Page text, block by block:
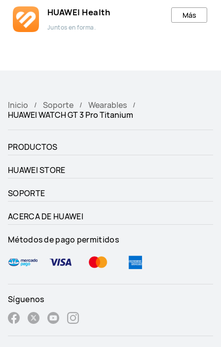
HUAWEI Health
Juntos en forma.
Más
Inicio Soporte
Wearables
HUAWEI WATCH GT 3 Pro Titanium
PRODUCTOS
HUAWEI STORE
SOPORTE
ACERCA DE HUAWEI
Métodos de pago permitidos
Síguenos